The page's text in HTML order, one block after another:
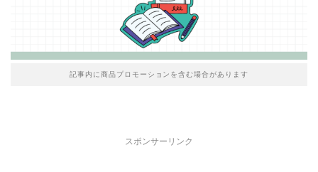
記事内に商品プロモーションを含む場合があります
スポンサーリンク